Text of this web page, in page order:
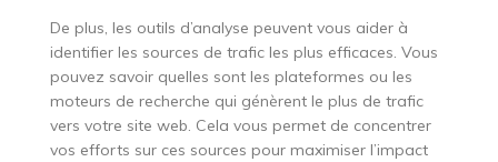
De plus, les outils d’analyse peuvent vous aider à
identifier les sources de trafic les plus efficaces. Vous
pouvez savoir quelles sont les plateformes ou les
moteurs de recherche qui génèrent le plus de trafic
vers votre site web. Cela vous permet de concentrer
vos efforts sur ces sources pour maximiser l’impact